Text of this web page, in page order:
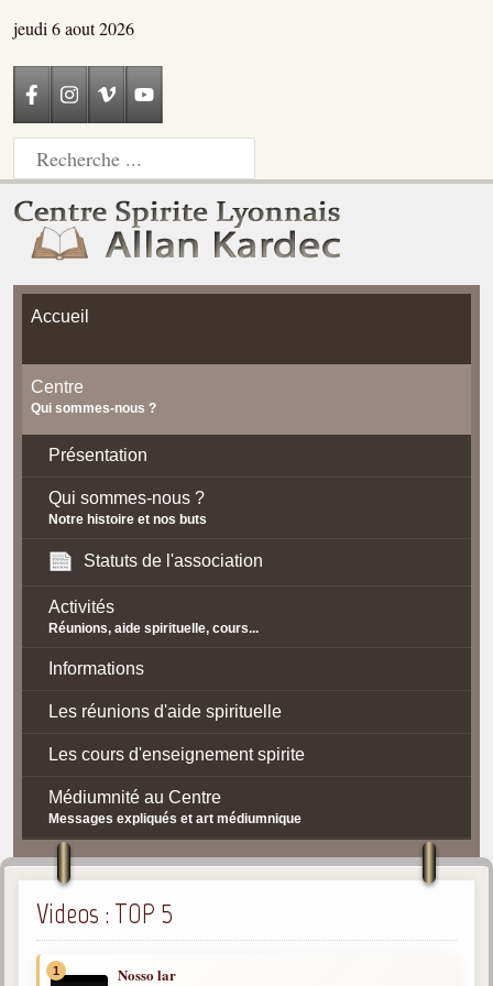
jeudi 6 aout 2026
Accueil
Centre
Qui sommes-nous ?
Présentation
Qui sommes-nous ?
Notre histoire et nos buts
Statuts de l'association
Activités
Réunions, aide spirituelle, cours...
Informations
Les réunions d'aide spirituelle
Les cours d'enseignement spirite
Médiumnité au Centre
Messages expliqués et art médiumnique
Contact / Accès
Plan d'accès
Spiritisme
La doctrine Spirite
Videos : TOP 5
1 Nosso lar